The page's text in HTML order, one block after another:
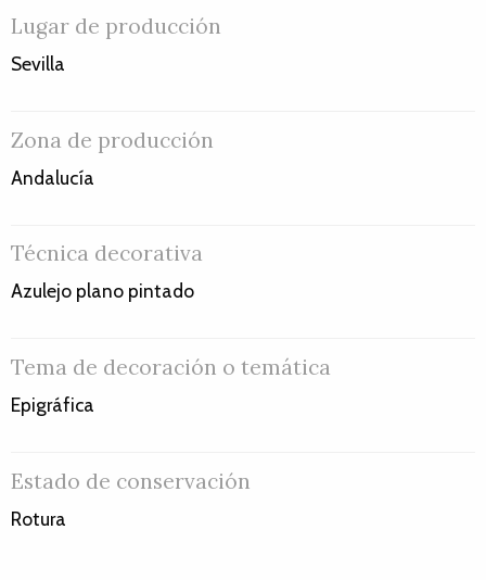
Lugar de producción
Sevilla
Zona de producción
Andalucía
Técnica decorativa
Azulejo plano pintado
Tema de decoración o temática
Epigráfica
Estado de conservación
Rotura